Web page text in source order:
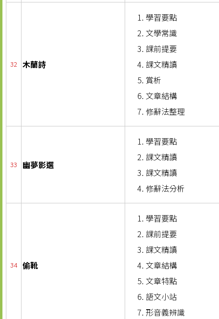
32 木蘭詩
學習要點
文學常識
課前提要
課文精讀
賞析
文章結構
修辭法整理
33 幽夢影選
學習要點
課文精讀
課文精讀
修辭法分析
34 偷靴
學習要點
課前提要
課文精讀
文章結構
文章特點
語文小站
形音義辨識